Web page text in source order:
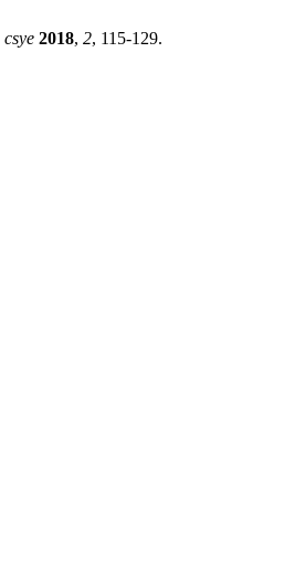
csye 2018, 2, 115-129.